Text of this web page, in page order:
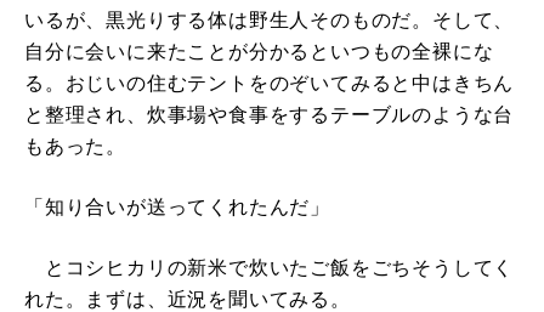
いるが、黒光りする体は野生人そのものだ。そして、
自分に会いに来たことが分かるといつもの全裸にな
る。おじいの住むテントをのぞいてみると中はきちん
と整理され、炊事場や食事をするテーブルのような台
もあった。
「知り合いが送ってくれたんだ」
とコシヒカリの新米で炊いたご飯をごちそうしてく
れた。まずは、近況を聞いてみる。